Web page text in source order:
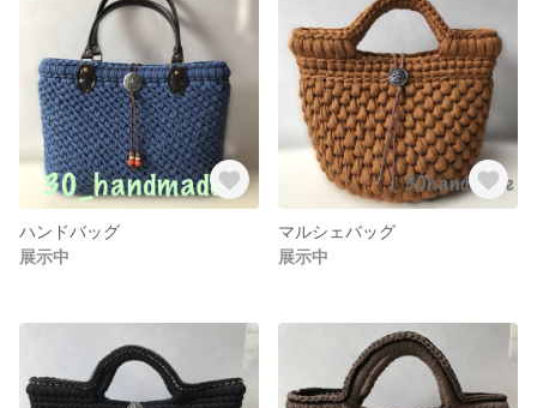
ハンドバッグ
展示中
マルシェバッグ
展示中